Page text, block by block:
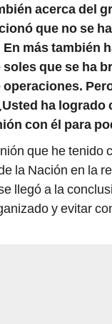
acerca del
que no se
más también
que se ha
operaciones.
ha
con él para
que he tenido
la Nación en la
llegó a la
y evitar